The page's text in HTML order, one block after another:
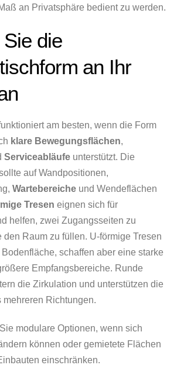
an Privatsphäre bedient zu werden.
die
an Ihr
am besten, wenn die Form
klare Bewegungsflächen,
Serviceabläufe unterstützt. Die
auf Wandpositionen,
Wartebereiche und Wendeflächen
Tresen eignen sich für
helfen, zwei Zugangsseiten zu
den Raum zu füllen. U-förmige Tresen
schaffen aber eine starke
Empfangsbereiche. Runde
die Zirkulation und unterstützen die
mehreren Richtungen.
modulare Optionen, wenn sich
können oder gemietete Flächen
einschränken.